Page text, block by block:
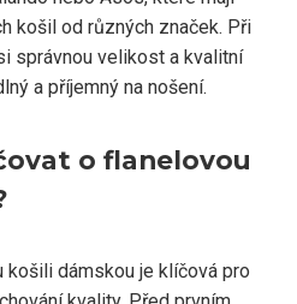
košil od různých značek. Při
správnou velikost a kvalitní
a příjemný na nošení.
o flanelovou
košili dámskou je klíčová pro